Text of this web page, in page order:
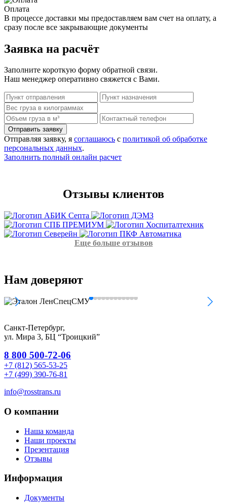
Оплата
В процессе доставки мы предоставляем вам счет на оплату, а
сразу после все закрывающие документы
Заявка на расчёт
Заполните короткую форму обратной связи.
Наш менеджер оперативно свяжется с Вами.
Отправляя заявку, я соглашаюсь с политикой об обработке
персональных данных.
Заполнить полный онлайн расчет
Отзывы клиентов
Еще больше отзывов
Нам доверяют
Санкт-Петербург,
ул. Мира 3, БЦ “Троицкий”
8 800 500-72-06
+7 (812) 565-53-25
+7 (499) 390-76-81
info@rosstrans.ru
О компании
Наша команда
Наши проекты
Презентация
Отзывы
Информация
Документы